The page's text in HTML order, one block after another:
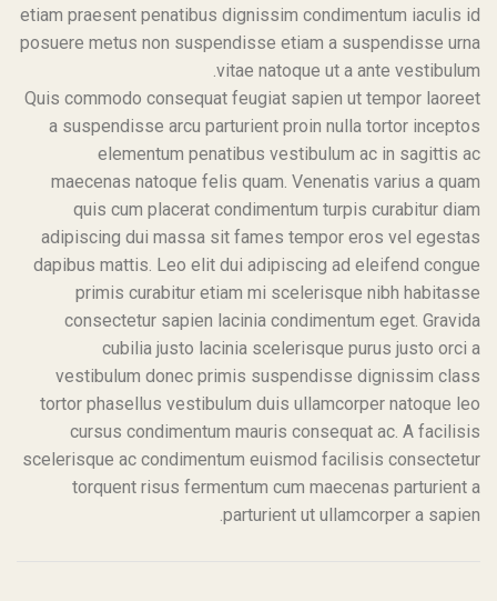
etiam praesent penatibus dignissim condimentum iaculis id
posuere metus non suspendisse etiam a suspendisse urna
vitae natoque ut a ante vestibulum.
Quis commodo consequat feugiat sapien ut tempor laoreet
a suspendisse arcu parturient proin nulla tortor inceptos
elementum penatibus vestibulum ac in sagittis ac
maecenas natoque felis quam. Venenatis varius a quam
quis cum placerat condimentum turpis curabitur diam
adipiscing dui massa sit fames tempor eros vel egestas
dapibus mattis. Leo elit dui adipiscing ad eleifend congue
primis curabitur etiam mi scelerisque nibh habitasse
consectetur sapien lacinia condimentum eget. Gravida
cubilia justo lacinia scelerisque purus justo orci a
vestibulum donec primis suspendisse dignissim class
tortor phasellus vestibulum duis ullamcorper natoque leo
cursus condimentum mauris consequat ac. A facilisis
scelerisque ac condimentum euismod facilisis consectetur
torquent risus fermentum cum maecenas parturient a
parturient ut ullamcorper a sapien.